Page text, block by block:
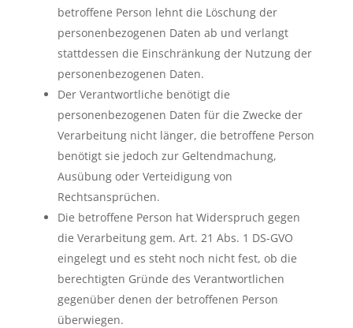
betroffene Person lehnt die Löschung der
personenbezogenen Daten ab und verlangt
stattdessen die Einschränkung der Nutzung der
personenbezogenen Daten.
Der Verantwortliche benötigt die
personenbezogenen Daten für die Zwecke der
Verarbeitung nicht länger, die betroffene Person
benötigt sie jedoch zur Geltendmachung,
Ausübung oder Verteidigung von
Rechtsansprüchen.
Die betroffene Person hat Widerspruch gegen
die Verarbeitung gem. Art. 21 Abs. 1 DS-GVO
eingelegt und es steht noch nicht fest, ob die
berechtigten Gründe des Verantwortlichen
gegenüber denen der betroffenen Person
überwiegen.